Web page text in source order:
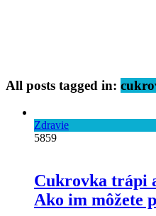
All posts tagged in:
Zdravie
5859
Cukrovka trápi
Ako im môžete